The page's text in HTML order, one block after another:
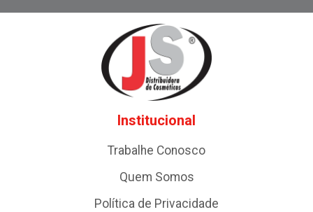
Institucional
Trabalhe Conosco
Quem Somos
Política de Privacidade